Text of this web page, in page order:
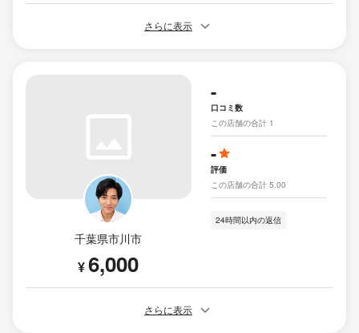
さらに表示
千葉県市川市
¥6,000
-
口コミ数
この店舗の合計 1
-
評価
この店舗の合計 5.00
24時間以内の返信
さらに表示